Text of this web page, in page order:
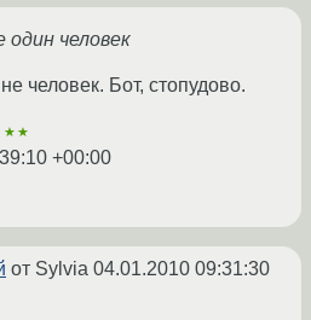
один человек
человек. Бот, стопудово.
+00:00
от Sylvia 04.01.2010 09:31:30